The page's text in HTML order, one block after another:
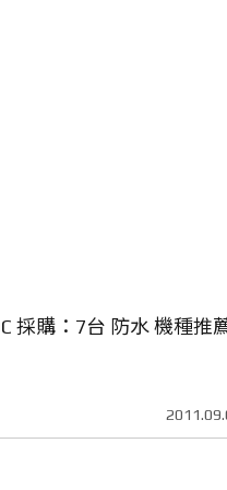
採購：7台 防水 機種推